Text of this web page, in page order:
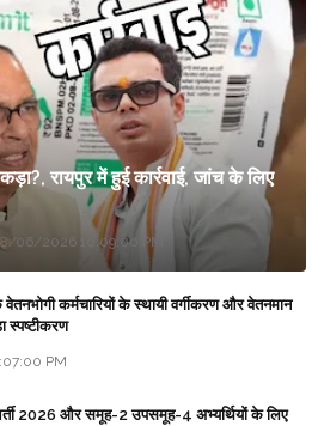
रायपुर में हुई कार्रवाई, जांच के लिए
8/06/2026 10:09:00 PM
कर्मचारियों के स्थायी वर्गीकरण और वेतनमान
स्पष्टीकरण
PM
2026 और समूह-2 उपसमूह-4 अभ्यर्थियों के लिए